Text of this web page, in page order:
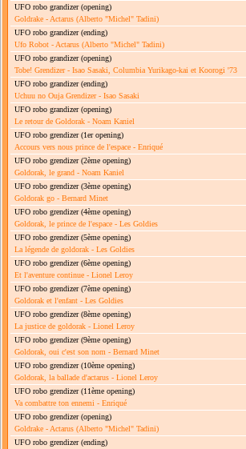
UFO robo grandizer(opening)
Goldrake - Actarus (Alberto "Michel" Tadini)
UFO robo grandizer(ending)
Ufo Robot - Actarus (Alberto "Michel" Tadini)
UFO robo grandizer(opening)
Tobe! Grendizer - Isao Sasaki, Columbia Yurikago-kai et Koorogi '73
UFO robo grandizer(ending)
Uchuu no Ouja Grendizer - Isao Sasaki
UFO robo grandizer(opening)
Le retour de Goldorak - Noam Kaniel
UFO robo grendizer(1er opening)
Accours vers nous prince de l'espace - Enriqué
UFO robo grendizer(2ème opening)
Goldorak, le grand - Noam Kaniel
UFO robo grendizer(3ème opening)
Goldorak go - Bernard Minet
UFO robo grendizer(4ème opening)
Goldorak, le prince de l'espace - Les Goldies
UFO robo grendizer(5ème opening)
La légende de goldorak - Les Goldies
UFO robo grendizer(6ème opening)
Et l'aventure continue - Lionel Leroy
UFO robo grendizer(7ème opening)
Goldorak et l'enfant - Les Goldies
UFO robo grendizer(8ème opening)
La justice de goldorak - Lionel Leroy
UFO robo grendizer(9ème opening)
Goldorak, oui c'est son nom - Bernard Minet
UFO robo grendizer(10ème opening)
Goldorak, la ballade d'actarus - Lionel Leroy
UFO robo grendizer(11ème opening)
Va combattre ton ennemi - Enriqué
UFO robo grendizer(opening)
Goldrake - Actarus (Alberto "Michel" Tadini)
UFO robo grendizer(ending)